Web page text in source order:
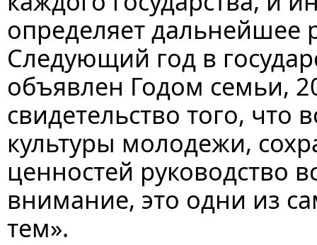
определяет дальнейшее
Следующий год в
объявлен Годом семьи,
свидетельство того, что
культуры молодежи,
ценностей руководство
внимание, это одни из
тем».